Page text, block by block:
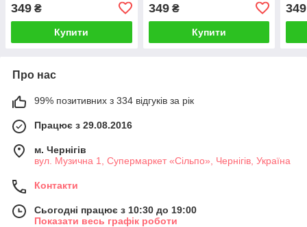
349 ₴
Купити
349₴
Купити
349
Про нас
99% позитивних з 334 відгуків за рік
Працює з 29.08.2016
м. Чернігів
вул. Музична 1, Супермаркет «Сільпо», Чернігів, Україна
Контакти
Сьогодні працює з 10:30 до 19:00
Показати весь графік роботи